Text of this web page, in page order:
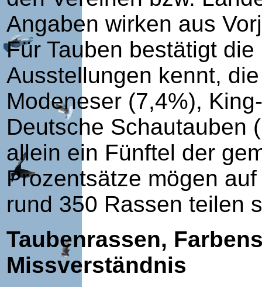
Angaben wirken aus
Für Tauben bestätigt
Ausstellungen kennt,
Modeneser (7,4%),
Deutsche Schautauben
allein ein Fünftel der
Prozentsätze mögen
rund 350 Rassen teilen
Taubenrassen,
Missverständnis